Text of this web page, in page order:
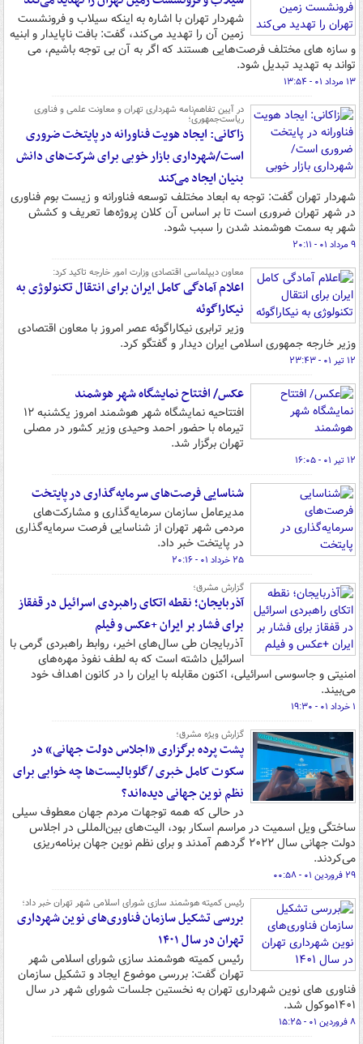
شهردار تهران با اشاره به اینکه سیلاب و فرونشست
زمین آن را تهدید می‌کند، ‌گفت: بافت ناپایدار و ابنیه
و سازه های مختلف فرصت‌هایی هستند که اگر به آن بی توجه باشیم، می
تواند به تهدید تبدیل شود.
۱۳ مرداد ۰۱ - ۱۳:۵۴
در آیین تفاهم‌نامه شهرداری تهران و معاونت علمی و فناوری
ریاست‌جمهوری؛
زاکانی: ایجاد هویت فناورانه در پایتخت ضروری
است/شهرداری بازار خوبی برای شرکت‌های دانش
بنیان ایجاد می‌کند
شهردار تهران گفت: توجه به ابعاد مختلف توسعه فناورانه و زیست بوم فناوری
در شهر تهران ضروری است تا بر اساس آن کلان پروژه‌ها تعریف و کشش
شهر به سمت هوشمند شدن را سبب شود.
۹ مرداد ۰۱ - ۲۰:۱۱
معاون دیپلماسی اقتصادی وزارت امور خارجه تاکید کرد:
اعلام آمادگی کامل ایران برای انتقال تکنولوژی به
نیکاراگوئه
وزیر ترابری نیکاراگوئه عصر امروز با معاون اقتصادی
وزیر خارجه جمهوری اسلامی ایران دیدار و گفتگو کرد.
۱۲ تیر ۰۱ - ۲۳:۴۳
عکس/ افتتاح نمایشگاه شهر هوشمند
افتتاحیه نمایشگاه شهر هوشمند امروز یکشنبه ۱۲
تیرماه با حضور احمد وحیدی وزیر کشور در مصلی
تهران برگزار شد.
۱۲ تیر ۰۱ - ۱۶:۰۵
شناسایی فرصت‌های سرمایه‌گذاری در پایتخت
مدیرعامل سازمان سرمایه‌گذاری و مشارکت‌های
مردمی شهر تهران از شناسایی فرصت سرمایه‌گذاری
در پایتخت خبر داد.
۲۵ خرداد ۰۱ - ۲۰:۱۶
گزارش مشرق؛
آذربایجان؛ نقطه اتکای راهبردی اسرائیل در قفقاز
برای فشار بر ایران +عکس و فیلم
آذربایجان طی سال‌های اخیر، روابط راهبردی گرمی با
اسرائیل داشته است که به لطف نفوذ مهره‌های
امنیتی و جاسوسی اسرائیلی، اکنون مقابله با ایران را در کانون اهداف خود
می‌بیند.
۱ خرداد ۰۱ - ۱۹:۳۰
گزارش ویژه مشرق؛
پشت پرده برگزاری «اجلاس دولت جهانی» در
سکوت کامل خبری /گلوبالیست‌ها چه خوابی برای
نظم نوین جهانی دیده‌اند؟
در حالی که همه توجهات مردم جهان معطوف سیلی
ساختگی ویل اسمیت در مراسم اسکار بود، الیت‌های بین‌المللی در اجلاس
دولت جهانی سال ۲۰۲۲ گردهم آمدند و برای نظم نوین جهان برنامه‌ریزی
می‌کردند.
۲۹ فروردین ۰۱ - ۰۰:۵۸
رئیس کمیته هوشمند سازی شورای اسلامی شهر تهران خبر داد؛
بررسی تشکیل سازمان فناوری‌های نوین شهرداری
تهران در سال ۱۴۰۱
رئیس کمیته هوشمند سازی شورای اسلامی شهر
تهران گفت: بررسی موضوع ایجاد و تشکیل سازمان
فناوری های نوین شهرداری تهران به نخستین جلسات شورای شهر در سال
۱۴۰۱موکول شد.
۸ فروردین ۰۱ - ۱۵:۲۵